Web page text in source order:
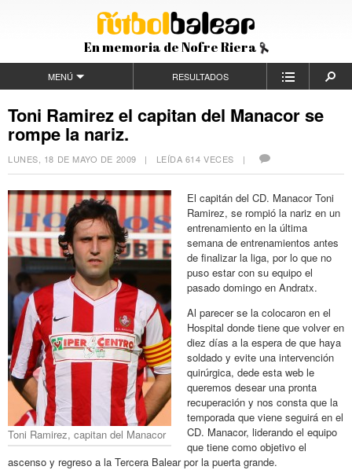
En memoria de Nofre Riera
MENÚ RESULTADOS
Toni Ramirez el capitan del Manacor se
rompe la nariz.
LUNES, 18 DE MAYO DE 2009 | LEÍDA 614 VECES |
Toni Ramirez, capitan del Manacor
El capitán del CD. Manacor Toni
Ramirez, se rompió la nariz en un
entrenamiento en la última
semana de entrenamientos antes
de finalizar la liga, por lo que no
puso estar con su equipo el
pasado domingo en Andratx.
Al parecer se la colocaron en el
Hospital donde tiene que volver en
diez días a la espera de que haya
soldado y evite una intervención
quirúrgica, dede esta web le
queremos desear una pronta
recuperación y nos consta que la
temporada que viene seguirá en el
CD. Manacor, liderando el equipo
que tiene como objetivo el
ascenso y regreso a la Tercera Balear por la puerta grande.